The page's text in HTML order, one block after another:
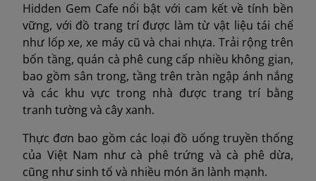
Hidden Gem Cafe nổi bật với cam kết về tính bền
vững, với đồ trang trí được làm từ vật liệu tái chế
như lốp xe, xe máy cũ và chai nhựa. Trải rộng trên
bốn tầng, quán cà phê cung cấp nhiều không gian,
bao gồm sân trong, tầng trên tràn ngập ánh nắng
và các khu vực trong nhà được trang trí bằng
tranh tường và cây xanh.
Thực đơn bao gồm các loại đồ uống truyền thống
của Việt Nam như cà phê trứng và cà phê dừa,
cũng như sinh tố và nhiều món ăn lành mạnh.